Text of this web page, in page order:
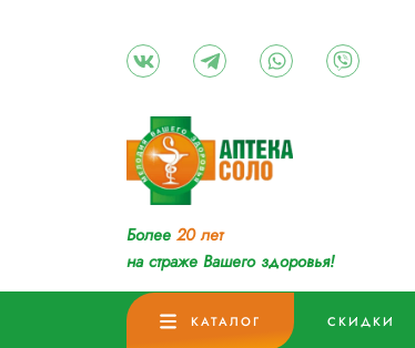
Более 20 лет
на страже Вашего здоровья!
КАТАЛОГ СКИДКИ